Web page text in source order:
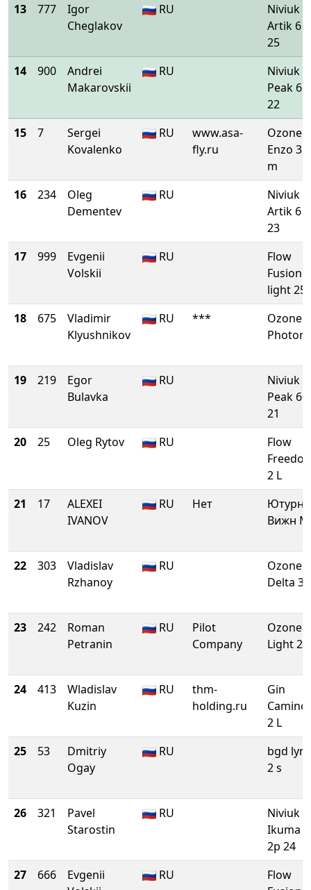
13
777
Igor
Cheglakov
RU
Niviuk
Artik 6
25
14
900
Andrei
Makarovskii
RU
Niviuk
Peak 6
22
15
7
Sergei
Kovalenko
RU
www.asa-
fly.ru
Ozone
Enzo 3
m
16
234
Oleg
Dementev
RU
Niviuk
Artik 6
23
17
999
Evgenii
Volskii
RU
Flow
Fusion
light 25
18
675
Vladimir
Klyushnikov
RU ***
Ozone
Photon
19 219
Egor
Bulavka
RU
Niviuk
Peak 6
21
20
25 Oleg Rytov RU
Flow
2 L
21
17
ALEXEI
IVANOV
RU Нет
Ютурн
Вижн M
22 303
Vladislav
Rzhanoy
RU
Ozone
Delta 3
23 242
Roman
Petranin
RU
Pilot
Company
Ozone
Light 23
24 413
Wladislav
Kuzin
RU
thm-
holding.ru
Gin
Camino
2 L
25
53
Dmitriy
Ogay
RU
bgd lynx
2 s
26 321
Pavel
Starostin
RU
Niviuk
Ikuma
2p 24
27
666
Evgenii
RU
Flow